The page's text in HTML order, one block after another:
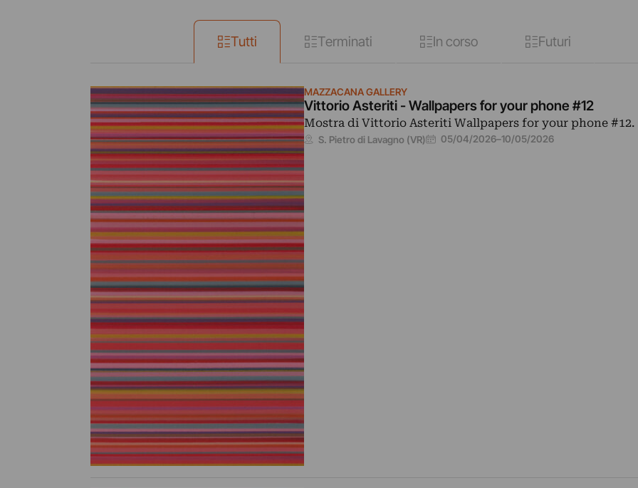
Tutti Terminati In corso Futuri
MAZZACANA GALLERY
Vittorio Asteriti - Wallpapers for your phone #12
Mostra di Vittorio Asteriti Wallpapers for your phone #12.
S. Pietro di Lavagno (VR) 05/04/2026–10/05/2026